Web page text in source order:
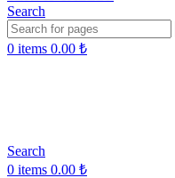
Search
0 items 0.00 ₺
Search
0 items 0.00 ₺